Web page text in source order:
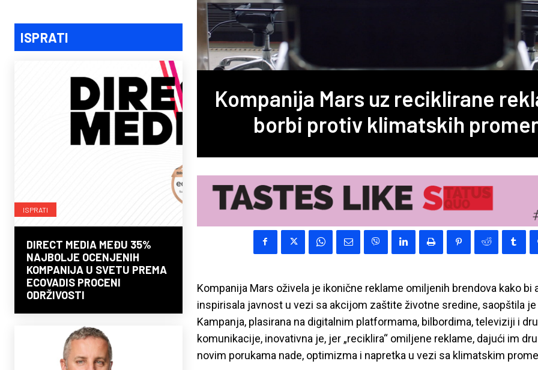
ISPRATI
ISPRATI
DIRECT MEDIA MEĐU 35%
NAJBOLJE OCENJENIH
KOMPANIJA U SVETU PREMA
ECOVADIS PROCENI
ODRŽIVOSTI
Kompanija Mars uz reciklirane
borbi protiv klimatskih
Kompanija Mars oživela je ikonične reklame omiljenih brendova kako bi
inspirisala javnost u vezi sa akcijom zaštite životne sredine, saopštila
Kampanja, plasirana na digitalnim platformama, bilbordima, televiziji i
komunikacije, inovativna je, jer „reciklira“ omiljene reklame, dajući im
novim porukama nade, optimizma i napretka u vezi sa klimatskim